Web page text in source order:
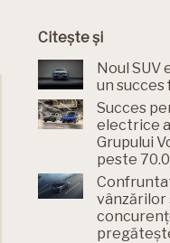
Citește și
Noul SUV
un
Succes
electrice
Grupului
peste
vânzărilor